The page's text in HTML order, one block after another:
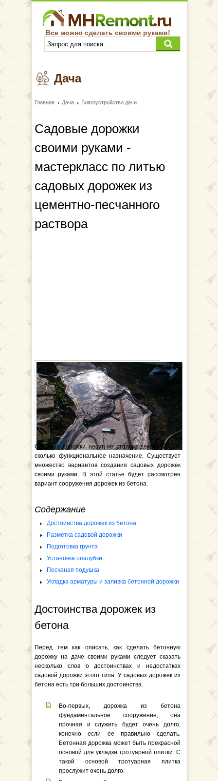
Дача
Главная Дача Благоустройство дачи
Садовые дорожки
своими руками -
мастеркласс по литью
садовых дорожек из
цементно-песчанного
раствора
Садовые дорожки несут не столько декоративное,
сколько функциональное назначение. Существует
множество вариантов создания садовых дорожек
своими руками. В этой статье будет рассмотрен
вариант сооружения дорожек из бетона.
Содержание
Достоинства дорожек из бетона
Разметка садовой дорожки
Подготовка грунта
Установка опалубки
Песчаная подушка
Укладка арматуры и заливка бетонной дорожки
Достоинства дорожек из
бетона
Перед тем как описать, как сделать бетонную
дорожку на даче своими руками следует сказать
несколько слов о достоинствах и недостатках
садовой дорожки этого типа. У садовых дорожек из
бетона есть три больших достоинства.
Во-первых, дорожка из бетона
фундаментальное сооружение, она
прочная и служить будет очень долго,
конечно если ее правильно сделать.
Бетонная дорожка может быть прекрасной
основой для укладки тротуарной плитки. С
такой основой тротуарная плитка
прослужит очень долго.
Все можно сделать своими руками!